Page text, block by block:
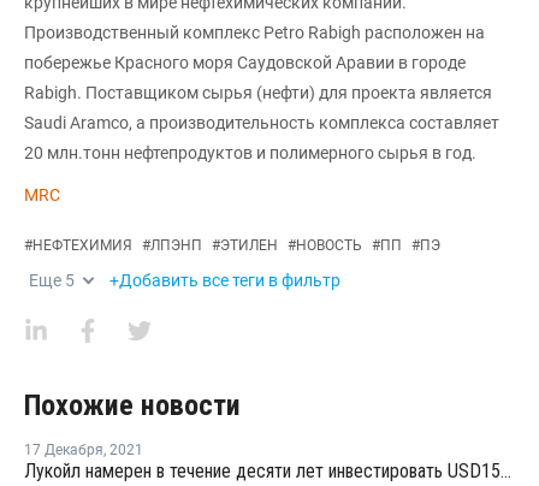
Производственный комплекс Petro Rabigh расположен на
побережье Красного моря Саудовской Аравии в городе
Rabigh. Поставщиком сырья (нефти) для проекта является
Saudi Aramco, а производительность комплекса составляет
20 млн.тонн нефтепродуктов и полимерного сырья в год.
MRC
#НЕФТЕХИМИЯ #ЛПЭНП #ЭТИЛЕН #НОВОСТЬ #ПП #ПЭ
Еще 5 +Добавить все теги в фильтр
Похожие новости
17 Декабря, 2021
Лукойл намерен в течение десяти лет инвестировать USD15 млрд в возобновляемые источники энергии